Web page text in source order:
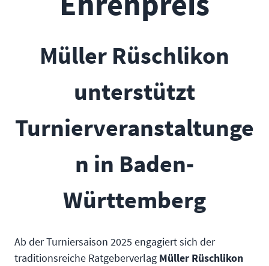
Müller Rüschlikon
unterstützt
Turnierveranstaltunge
n in Baden-
Württemberg
Ab der Turniersaison 2025 engagiert sich der
traditionsreiche Ratgeberverlag Müller Rüschlikon